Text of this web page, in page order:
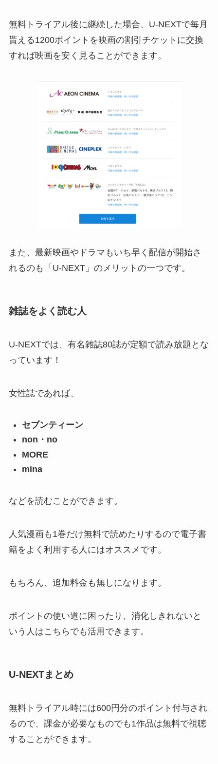
無料トライアル後に継続した場合、U-NEXTで毎月
貰える1200ポイントを映画の割引チケットに交換
すれば映画を安く見ることができます。
また、最新映画やドラマもいち早く配信が開始さ
れるのも「U-NEXT」のメリットの一つです。
雑誌をよく読む人
U-NEXTでは、有名雑誌80誌が定額で読み放題とな
っています！
女性誌であれば、
セブンティーン
non・no
MORE
mina
などを読むことができます。
人気漫画も1巻だけ無料で読めたりするので電子書
籍をよく利用する人にはオススメです。
もちろん、追加料金も無しになります。
ポイントの使い道に困ったり、消化しきれないと
いう人はこちらでも活用できます。
U-NEXTまとめ
無料トライアル時には600円分のポイント付与され
るので、課金が必要なものでも1作品は無料で視聴
することができます。